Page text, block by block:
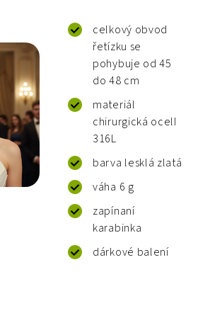
celkový obvod
řetízku se
pohybuje od 45
do 48 cm
materiál
chirurgická ocelI
316L
barva lesklá zlatá
váha 6 g
zapínaní
karabinka
dárkové balení